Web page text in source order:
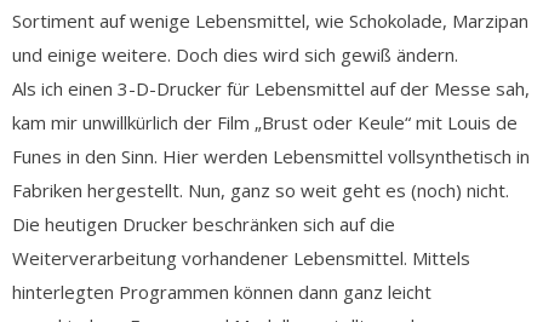
Sortiment auf wenige Lebensmittel, wie Schokolade, Marzipan
und einige weitere. Doch dies wird sich gewiß ändern.
Als ich einen 3-D-Drucker für Lebensmittel auf der Messe sah,
kam mir unwillkürlich der Film „Brust oder Keule“ mit Louis de
Funes in den Sinn. Hier werden Lebensmittel vollsynthetisch in
Fabriken hergestellt. Nun, ganz so weit geht es (noch) nicht.
Die heutigen Drucker beschränken sich auf die
Weiterverarbeitung vorhandener Lebensmittel. Mittels
hinterlegten Programmen können dann ganz leicht